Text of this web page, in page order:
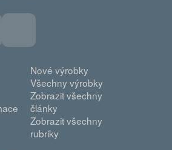
Nové výrobky
Všechny výrobky
Zobrazit všechny
články
Zobrazit všechny
rubriky